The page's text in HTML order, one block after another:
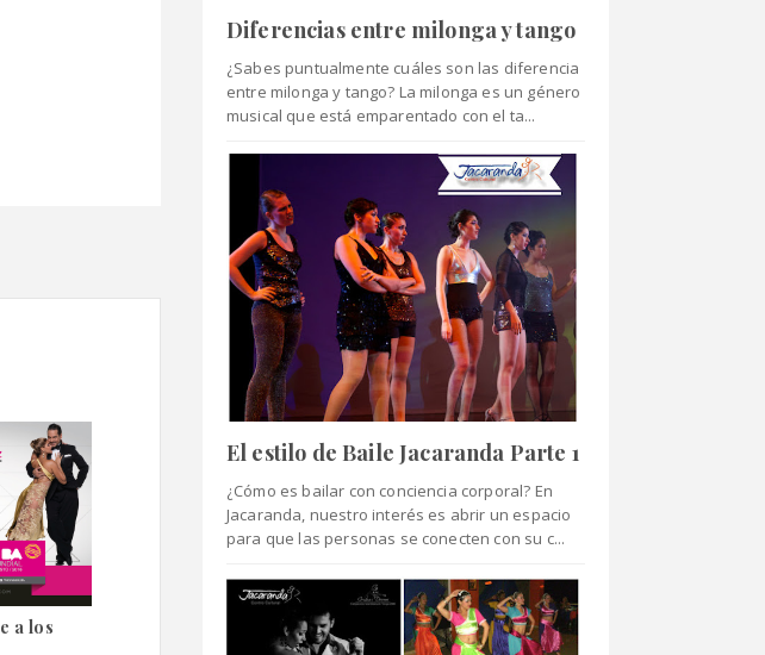
a los
Diferencias entre milonga y tango
¿Sabes puntualmente cuáles son las diferencia
entre milonga y tango? La milonga es un género
musical que está emparentado con el ta...
El estilo de Baile Jacaranda Parte 1
¿Cómo es bailar con conciencia corporal? En
Jacaranda, nuestro interés es abrir un espacio
para que las personas se conecten con su c...